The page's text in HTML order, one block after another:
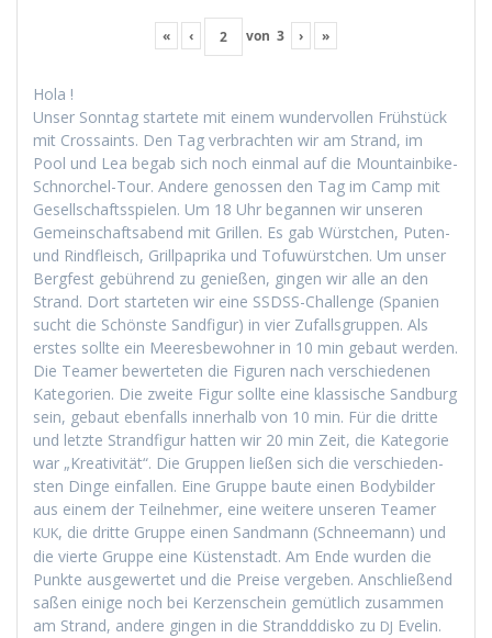
« ‹ von 3 › »
Hola !
Unser Son­ntag startete mit einem wun­der­vollen Früh­stück
mit Cros­saints. Den Tag ver­bracht­en wir am Strand, im
Pool und Lea begab sich noch ein­mal auf die Moun­tain­bike-
Schnorchel-Tour. Andere genossen den Tag im Camp mit
Gesellschaftsspie­len. Um 18 Uhr began­nen wir unseren
Gemein­schaftsabend mit Grillen. Es gab Würstchen, Puten-
und Rind­fleisch, Grill­pa­pri­ka und Tofuwürstchen. Um unser
Bergfest gebührend zu genießen, gin­gen wir alle an den
Strand. Dort starteten wir eine SSDSS-Chal­lenge (Spanien
sucht die Schön­ste Sand­fig­ur) in vier Zufalls­grup­pen. Als
erstes sollte ein Meeres­be­wohn­er in 10 min gebaut wer­den.
Die Team­er bew­erteten die Fig­uren nach ver­schiede­nen
Kat­e­gorien. Die zweite Fig­ur sollte eine klas­sis­che Sand­burg
sein, gebaut eben­falls inner­halb von 10 min. Für die dritte
und let­zte Strand­fig­ur hat­ten wir 20 min Zeit, die Kat­e­gorie
war „Kreativ­ität“. Die Grup­pen ließen sich die ver­schieden­
sten Dinge ein­fall­en. Eine Gruppe baute einen Body­bilder
aus einem der Teil­nehmer, eine weit­ere unseren Team­er
KUK, die dritte Gruppe einen Sand­mann (Schnee­mann) und
die vierte Gruppe eine Küsten­stadt. Am Ende wur­den die
Punk­te aus­gew­ertet und die Preise vergeben. Anschließend
saßen einige noch bei Kerzen­schein gemütlich zusam­men
am Strand, andere gin­gen in die Strand­ddisko zu DJ Evelin.